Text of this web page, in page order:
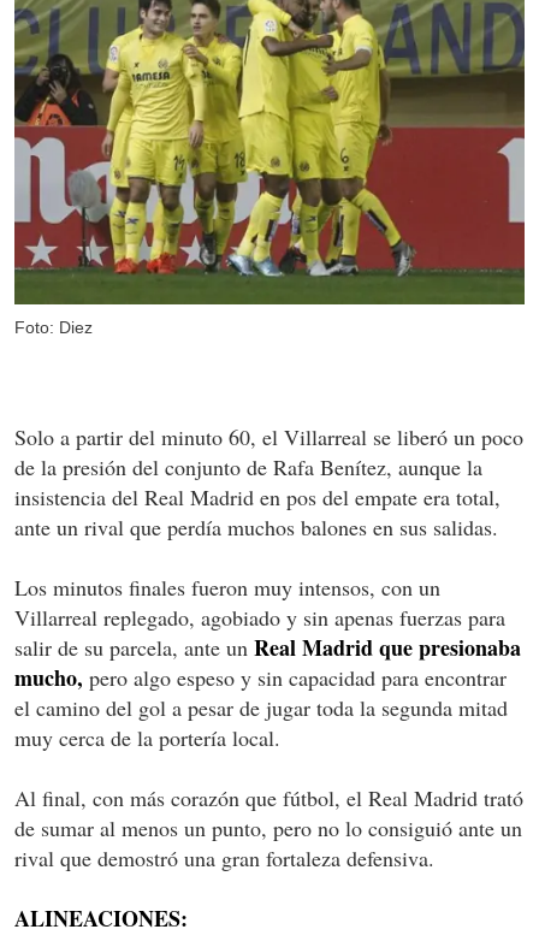
Foto: Diez
Solo a partir del minuto 60, el Villarreal se liberó un poco
de la presión del conjunto de Rafa Benítez, aunque la
insistencia del Real Madrid en pos del empate era total,
ante un rival que perdía muchos balones en sus salidas.
Los minutos finales fueron muy intensos, con un
Villarreal replegado, agobiado y sin apenas fuerzas para
salir de su parcela, ante un Real Madrid que presionaba
mucho, pero algo espeso y sin capacidad para encontrar
el camino del gol a pesar de jugar toda la segunda mitad
muy cerca de la portería local.
Al final, con más corazón que fútbol, el Real Madrid trató
de sumar al menos un punto, pero no lo consiguió ante un
rival que demostró una gran fortaleza defensiva.
ALINEACIONES: